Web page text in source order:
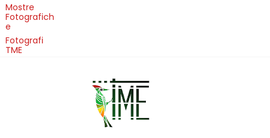
Mostre
Fotografich
e
Fotografi
TME